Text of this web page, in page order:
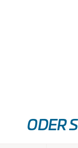
ODER